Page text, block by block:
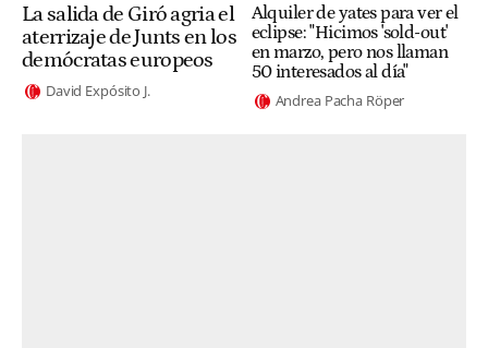
La salida de Giró agria el
aterrizaje de Junts en los
demócratas europeos
David Expósito J.
Alquiler de yates para ver el
eclipse: "Hicimos 'sold-out'
en marzo, pero nos llaman
50 interesados al día"
Andrea Pacha Röper